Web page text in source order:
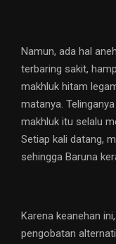
Namun, ada hal
terbaring sakit,
makhluk hitam
matanya.
makhluk itu selalu
Setiap kali datang,
sehingga Baruna
Karena keanehan
pengobatan